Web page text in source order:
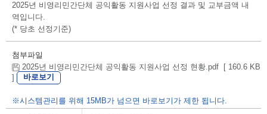
2025년 비영리민간단체 공익활동 지원사업 선정 결과 및 교부금액 내
역입니다.
(* 당초 선정기준)
첨부파일
2025년 비영리민간단체 공익활동 지원사업 선정 현황.pdf [ 160.6 KB
]
바로보기
※시스템관리를 위해 15MB가 넘으면 바로보기가 제한 됩니다.